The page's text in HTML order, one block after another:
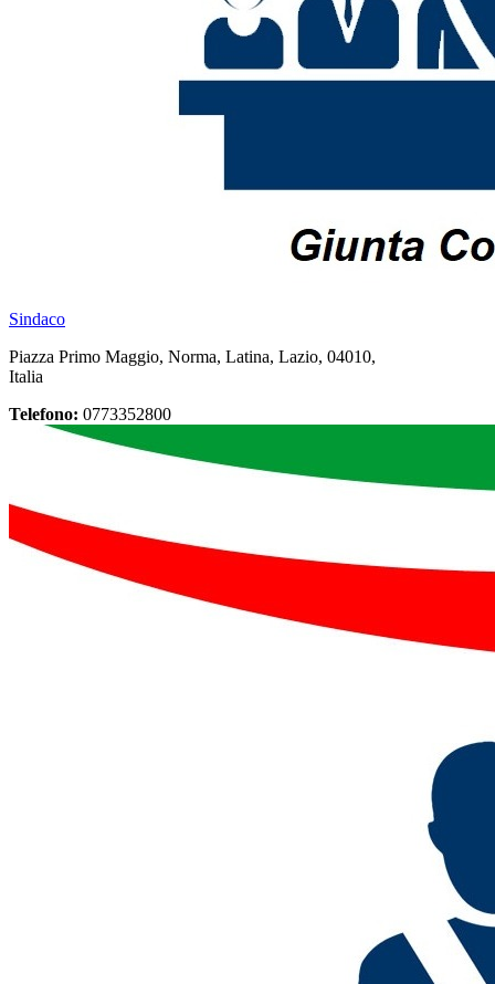
Sindaco
Piazza Primo Maggio, Norma, Latina, Lazio, 04010,
Italia
Telefono: 0773352800